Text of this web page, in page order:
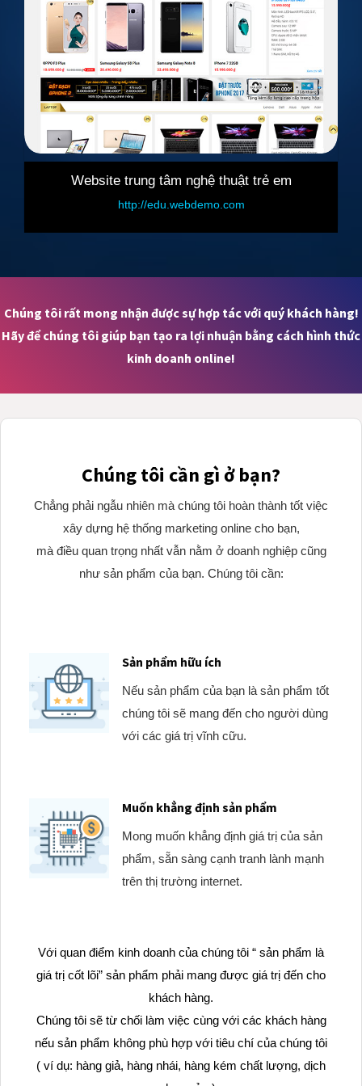
Website bán
tâm nghệ thuật trẻ em
Chúng tôi rất mong nhận được sự hợp tác với quý khách hàng!
Hãy để chúng tôi giúp bạn tạo ra lợi nhuận bằng cách hình thức
kinh doanh online!
Chúng tôi cần gì ở bạn?
Chẳng phải ngẫu nhiên mà chúng tôi hoàn thành tốt việc
xây dựng hệ thống marketing online cho bạn,
mà điều quan trọng nhất vẫn nằm ở doanh nghiệp cũng
như sản phẩm của bạn. Chúng tôi cần:
Sản phẩm hữu ích
Nếu sản phẩm của bạn là sản phẩm tốt
chúng tôi sẽ mang đến cho người dùng
với các giá trị vĩnh cữu.
Muốn khẳng định sản phẩm
Mong muốn khẳng định giá trị của sản
phẩm, sẵn sàng cạnh tranh lành mạnh
trên thị trường internet.
Với quan điểm kinh doanh của chúng tôi “ sản phẩm là
giá trị cốt lõi” sản phẩm phải mang được giá trị đến cho
khách hàng.
Chúng tôi sẽ từ chối làm việc cùng với các khách hàng
nếu sản phẩm không phù hợp với tiêu chí của chúng tôi
( ví dụ: hàng giả, hàng nhái, hàng kém chất lượng, dịch